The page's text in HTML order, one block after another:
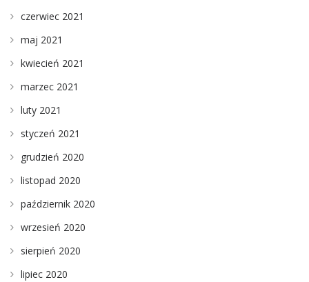
czerwiec 2021
maj 2021
kwiecień 2021
marzec 2021
luty 2021
styczeń 2021
grudzień 2020
listopad 2020
październik 2020
wrzesień 2020
sierpień 2020
lipiec 2020